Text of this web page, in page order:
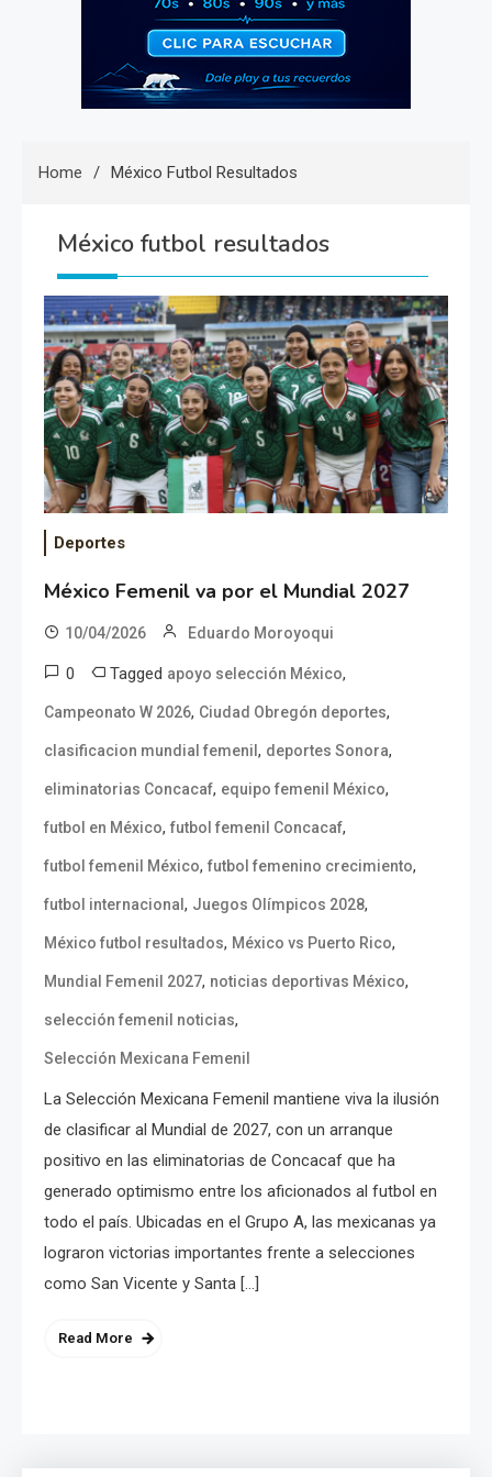
Home México Futbol Resultados
México futbol resultados
Deportes
México Femenil va por el Mundial 2027
10/04/2026 Eduardo Moroyoqui
0 Tagged apoyo selección México,
Campeonato W 2026, Ciudad Obregón deportes,
clasificacion mundial femenil , deportes Sonora,
eliminatorias Concacaf, equipo femenil México,
futbol en México, futbol femenil Concacaf,
futbol femenil México, futbol femenino crecimiento,
futbol internacional , Juegos Olímpicos 2028,
México futbol resultados, México vs Puerto Rico,
Mundial Femenil 2027, noticias deportivas México,
selección femenil noticias,
Selección Mexicana Femenil
La Selección Mexicana Femenil mantiene viva la ilusión
de clasificar al Mundial de 2027, con un arranque
positivo en las eliminatorias de Concacaf que ha
generado optimismo entre los aficionados al futbol en
todo el país. Ubicadas en el Grupo A, las mexicanas ya
lograron victorias importantes frente a selecciones
como San Vicente y Santa […]
Read More